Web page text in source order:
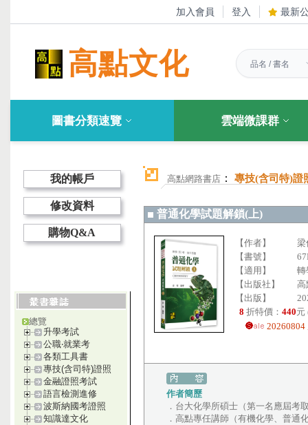
加入會員 登入 最新
高點文化
圖書分類速覽 雲端微課群
我的帳戶
修改資料
購物Q&A
總覽
升學考試
公職‧就業考
各類工具書
專技(含司特)證照
金融證照考試
語言檢測進修
波斯納國考證照
知識達文化
高點網路書店 ： 專技(含司特)證
普通化學試題解鎖(上)
【作者】
【書號】
【適用】
轉
【出版社】
高
【出版】
8 折特價： 440元
作者簡歷
．台大化學所碩士（第一名應屆考
．高點專任講師（有機化學、普通